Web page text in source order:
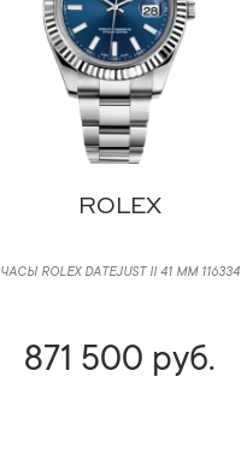
ROLEX
ЧАСЫ ROLEX DATEJUST II 41 ММ 116334
871 500 руб.